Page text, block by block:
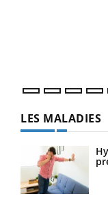
LES MALADIES